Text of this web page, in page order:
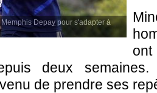
Depay pour s'adapter à
deux
de prendre ses